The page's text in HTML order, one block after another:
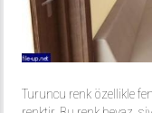
Turuncu renk özellikle